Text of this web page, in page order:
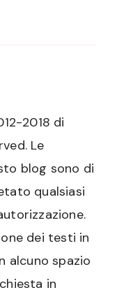
2018 di
Le
blog sono di
qualsiasi
dei testi in
alcuno spazio
in